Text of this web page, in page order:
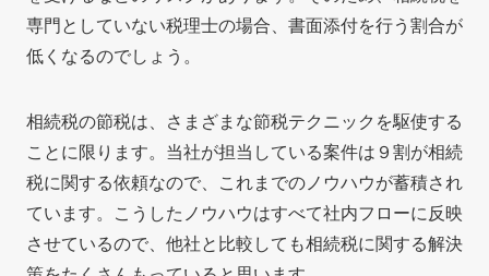
専門としていない税理士の場合、書面添付を行う割合が
低くなるのでしょう。
相続税の節税は、さまざまな節税テクニックを駆使する
ことに限ります。当社が担当している案件は９割が相続
税に関する依頼なので、これまでのノウハウが蓄積され
ています。こうしたノウハウはすべて社内フローに反映
させているので、他社と比較しても相続税に関する解決